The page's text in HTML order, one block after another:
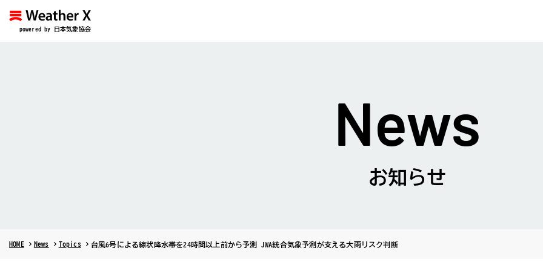
powered by 日本気象協会
News
お知らせ
HOME News Topics 台風6号による線状降水帯を24時間以上前から予測 JWA統合気象予測が支える大雨リスク判断